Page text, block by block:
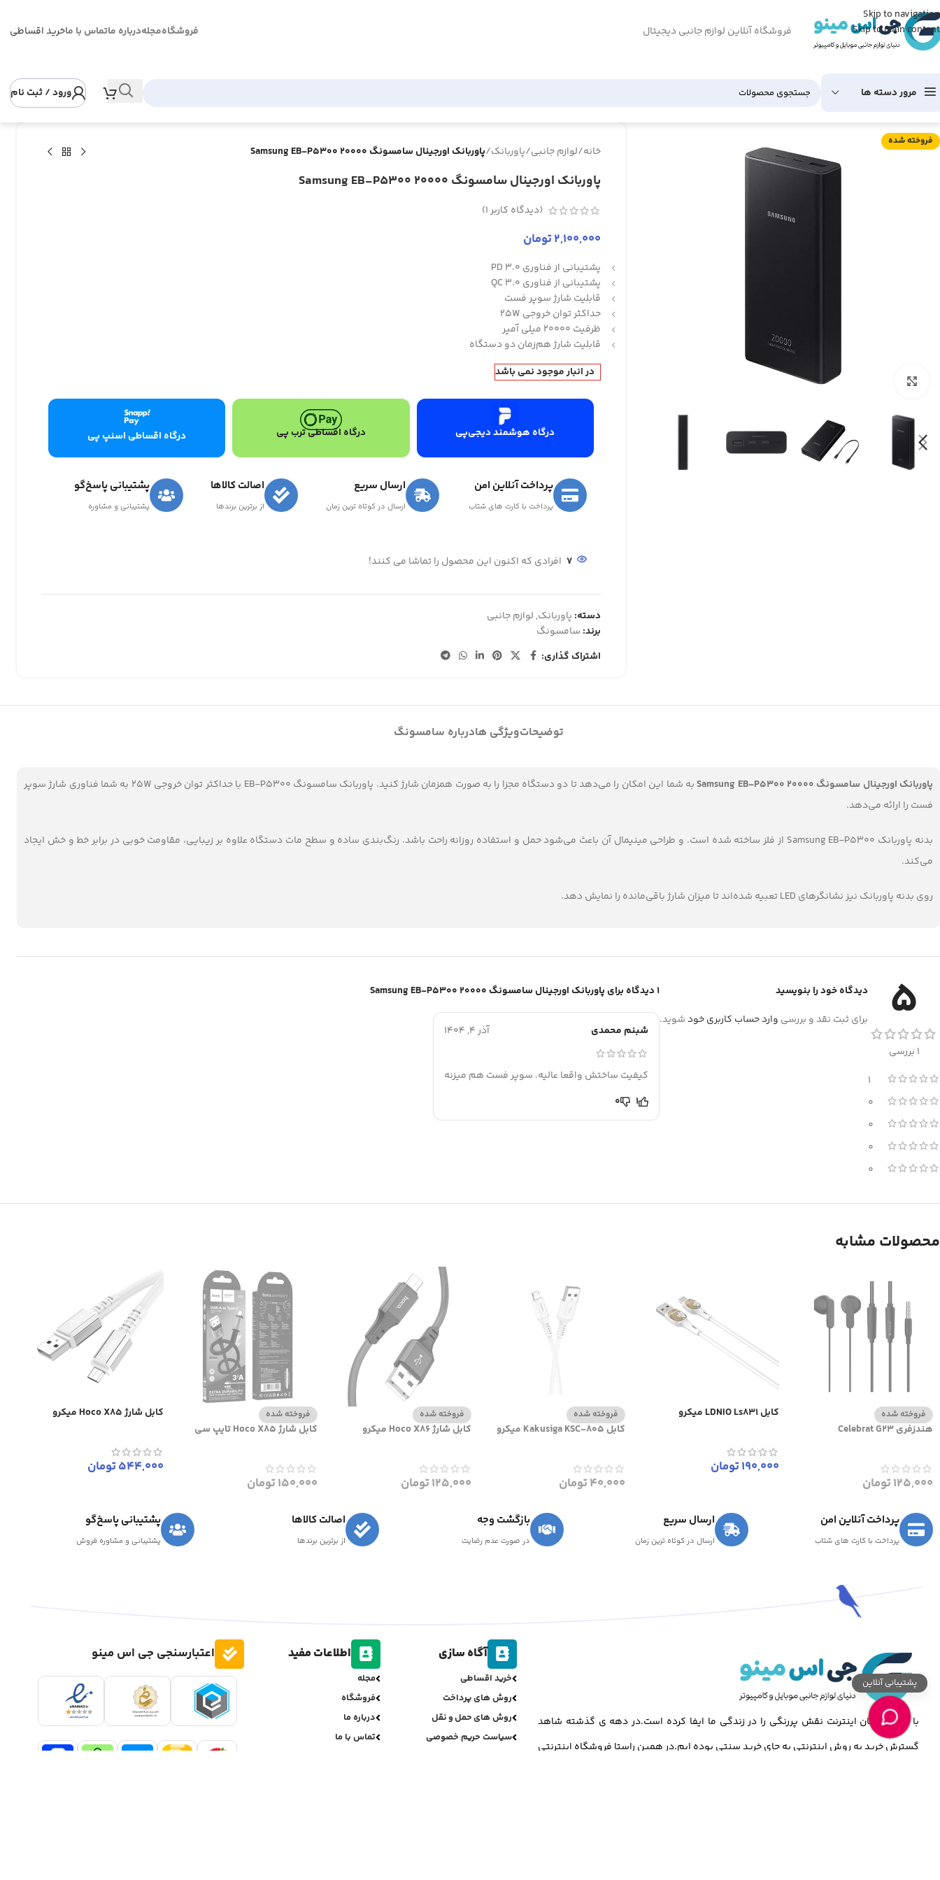
Skip to navigation
Skip to main content
فروشگاه آنلاین لوازم جانبی دیجیتال فروشگاهمجلهدرباره ماتماس با ماخرید اقساطی
مرور دسته ها ورود / ثبت نام
فروخته شده
برای بزرگنمایی کلیک کنید
خانه/لوازم جانبی/پاوربانک/پاوربانک اورجینال سامسونگ Samsung EB-P5300 20000
پاوربانک اورجینال سامسونگ Samsung EB-P5300 20000
(دیدگاه کاربر1
)
2,100,000تومان
پشتیبانی از فناوری PD 3.0
پشتیبانی از فناوری QC 3.0
قابلیت شارژ سوپر فست
حداکثر توان خروجی 25W
ظرفیت 20000 میلی آمپر
قابلیت شارژ هم‌زمان دو دستگاه
در انبار موجود نمی باشد
درگاه هوشمند دیجی‌پی درگاه اقساطی ترب پی درگاه اقساطی اسنپ پی
پرداخت آنلاین امن
پرداخت با کارت های شتاب
ارسال سریع
ارسال در کوتاه ترین زمان
اصالت کالاها
از برترین برندها
پشتیبانی پاسخ‌گو
پشتیبانی و مشاوره
7 افرادی که اکنون این محصول را تماشا می کنند!
دسته: پاوربانک, لوازم جانبی
برند: سامسونگ
اشتراک گذاری:
توضیحاتویژگی هادرباره سامسونگ
پاوربانک اورجینال سامسونگ Samsung EB-P5300 20000
به شما این امکان را می‌دهد تا دو دستگاه مجزا را به صورت همزمان شارژ کنید. پاوربانک سامسونگ EB-P5300 با حداکثر توان خروجی 25W به شما فناوری شارژ سوپر
فست را ارائه می‌دهد.
بدنه پاوربانک Samsung EB-P5300 از فلز ساخته شده است. و طراحی مینیمال آن باعث می‌شود حمل و استفاده روزانه راحت باشد. رنگ‌بندی ساده و سطح مات دستگاه علاوه بر زیبایی، مقاومت خوبی در برابر خط و خش ایجاد
می‌کند.
روی بدنه پاوربانک نیز نشانگرهای LED تعبیه شده‌اند تا میزان شارژ باقی‌مانده را نمایش دهد.
5
1 بررسی
1
0
0
0
0
1 دیدگاه برای پاوربانک اورجینال سامسونگ Samsung EB-P5300 20000
شبنم محمدی آذر 4, 1404
کیفیت ساختش واقعا عالیه. سوپر فست هم میزنه
1
0
دیدگاه خود را بنویسید
برای ثبت نقد و بررسی وارد حساب کاربری خودشوید.
محصولات مشابه
فروخته شده
هندزفری Celebrat G23
125,000تومان
کابل LDNIO Ls831 میکرو
190,000تومان
فروخته شده
کابل Kakusiga KSC-805 میکرو
40,000تومان
فروخته شده
کابل شارژ Hoco X86 میکرو
125,000تومان
فروخته شده
کابل شارژ Hoco X85 تایپ سی
150,000تومان
کابل شارژ Hoco X85 میکرو
544,000تومان
پرداخت آنلاین امن
پرداخت با کارت های شتاب
ارسال سریع
ارسال در کوتاه ترین زمان
بازگشت وجه
در صورت عدم رضایت
اصالت کالاها
از برترین برندها
پشتیبانی پاسخ‌گو
پشتیبانی و مشاوره فروش
با گذشت زمان اینترنت نقش پررنگی را در زندگی ما ایفا کرده است.در دهه ی گذشته شاهد
گسترش خرید به روش اینترنتی به جای خرید سنتی بوده ایم.در همین راستا فروشگاه اینترنتی
آگاه سازی
خرید اقساطی
روش های پرداخت
روش های حمل و نقل
سیاست حریم خصوصی
اطلاعات مفید
مجله
فروشگاه
درباره ما
تماس با ما
اعتبارسنجی جی اس مینو
پشتیبانی آنلاین